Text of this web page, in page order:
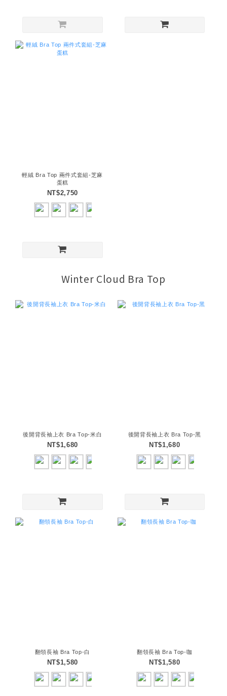
輕絨 Bra Top 兩件式套組-芝麻
蛋糕
NT$2,750
Winter Cloud Bra Top
後開背長袖上衣 Bra Top-米白
NT$1,680
後開背長袖上衣 Bra Top-黑
NT$1,680
翻領長袖 Bra Top-白
NT$1,580
翻領長袖 Bra Top-咖
NT$1,580